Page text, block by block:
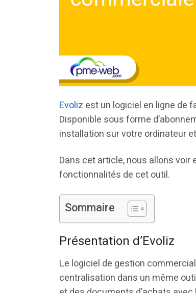
Evoliz est un logiciel en ligne de
Disponible sous forme
installation sur votre ordinateur
Dans cet article, nous allons
fonctionnalités de cet outil.
Sommaire
Présentation d’Evoliz
Le logiciel de gestion
centralisation dans un même